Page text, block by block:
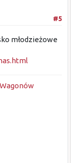
#5
młodzieżowe